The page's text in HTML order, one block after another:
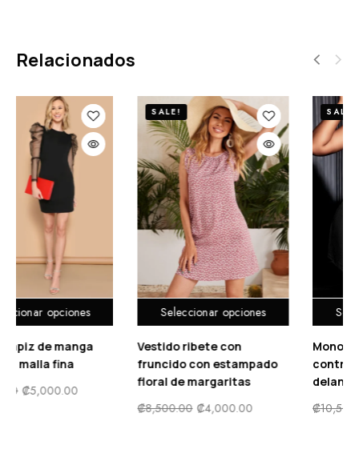
Relacionados
Seleccionar opciones
SALE!
Vestido ribete con
fruncido con estampado
floral de margaritas
4,000.00
Seleccionar opciones
SALE!
Mono de malla en
contraste con
delantera
₡10,500.00 5,500.00